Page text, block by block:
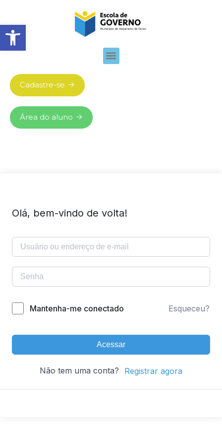
Abrir barra de ferramentas
Cadastre-se
Área do aluno
Olá, bem-vindo de volta!
Mantenha-me conectado Esqueceu?
Acessar
Não tem uma conta? Registrar agora